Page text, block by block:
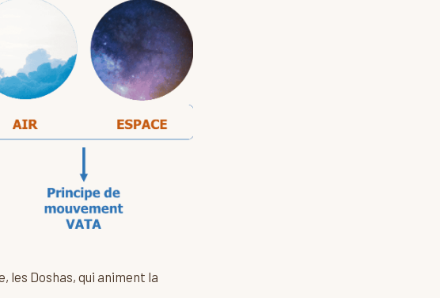
les Doshas, qui animent la